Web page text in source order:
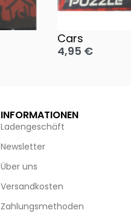
Cars
4,95 €
INFORMATIONEN
Ladengeschäft
Newsletter
Über uns
Versandkosten
Zahlungsmethoden